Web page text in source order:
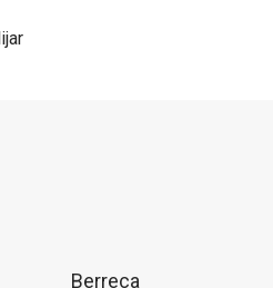
Berreca